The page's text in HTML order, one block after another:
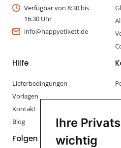
Ihre
wichtig
Verfügbar von 8:30 bis
16:30 Uhr
info@happyetikett.de
Hilfe
Lieferbedingungen
Vorlagen
Kontakt
Blog
Folgen Sie uns